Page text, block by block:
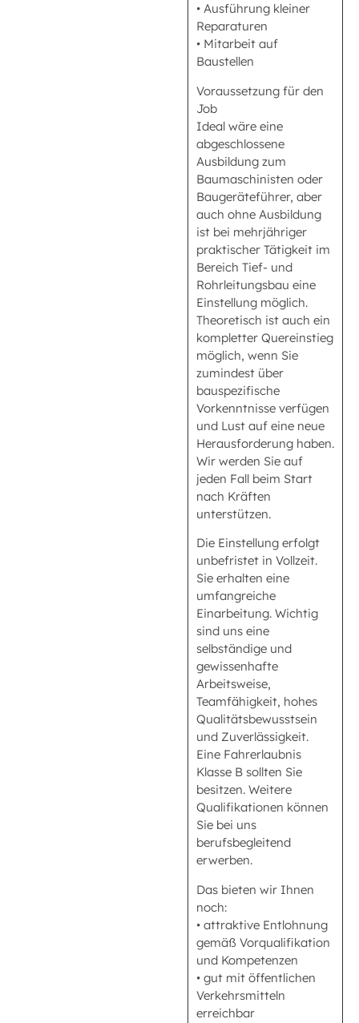
• Ausführung kleiner
Reparaturen
• Mitarbeit auf
Baustellen
Voraussetzung für den
Job
Ideal wäre eine
abgeschlossene
Ausbildung zum
Baumaschinisten oder
Baugeräteführer, aber
auch ohne Ausbildung
ist bei mehrjähriger
praktischer Tätigkeit im
Bereich Tief- und
Rohrleitungsbau eine
Einstellung möglich.
Theoretisch ist auch ein
kompletter Quereinstieg
möglich, wenn Sie
zumindest über
bauspezifische
Vorkenntnisse verfügen
und Lust auf eine neue
Herausforderung haben.
Wir werden Sie auf
jeden Fall beim Start
nach Kräften
unterstützen.
Die Einstellung erfolgt
unbefristet in Vollzeit.
Sie erhalten eine
umfangreiche
Einarbeitung. Wichtig
sind uns eine
selbständige und
gewissenhafte
Arbeitsweise,
Teamfähigkeit, hohes
Qualitätsbewusstsein
und Zuverlässigkeit.
Eine Fahrerlaubnis
Klasse B sollten Sie
besitzen. Weitere
Qualifikationen können
Sie bei uns
berufsbegleitend
erwerben.
Das bieten wir Ihnen
noch:
• attraktive Entlohnung
gemäß Vorqualifikation
und Kompetenzen
• gut mit öffentlichen
Verkehrsmitteln
erreichbar